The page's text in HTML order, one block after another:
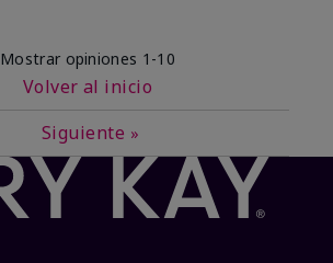
Mostrar opiniones 1-10
Volver al inicio
Siguiente »